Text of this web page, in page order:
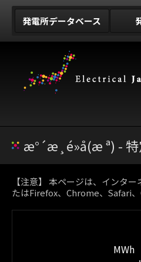
発電所データベース
æ°´æ¸é»å(æ ª) -
【注意】 本ページは、インタ
たはFirefox、Chrome、Safari
MWh